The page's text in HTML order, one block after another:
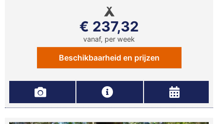
€ 237,32
vanaf, per week
Beschikbaarheid en prijzen